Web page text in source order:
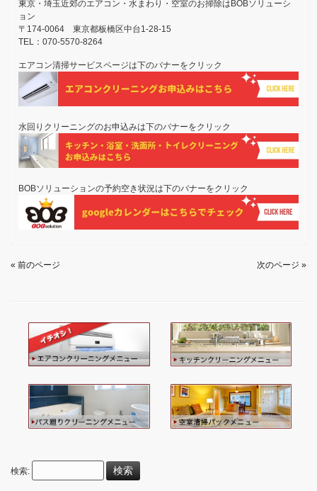
東京・埼玉近郊のエアコン・水まわり・空室のお掃除はBOBソリューシ
ョン
〒174-0064 東京都板橋区中台1-28-15
TEL：070-5570-8264
エアコン清掃サービスページは下のバナーをクリック
水回りクリーニングのお申込みは下のバナーをクリック
BOBソリューションの予約空き状況は下のバナーをクリック
« 前のページ 次のページ »
検索: